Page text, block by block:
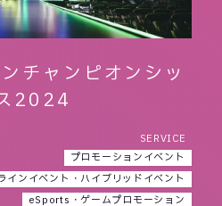
チャンピオンシッ
2024
SERVICE
プロモーションイベント
インイベント・ハイブリッドイベント
eSports・ゲームプロモーション